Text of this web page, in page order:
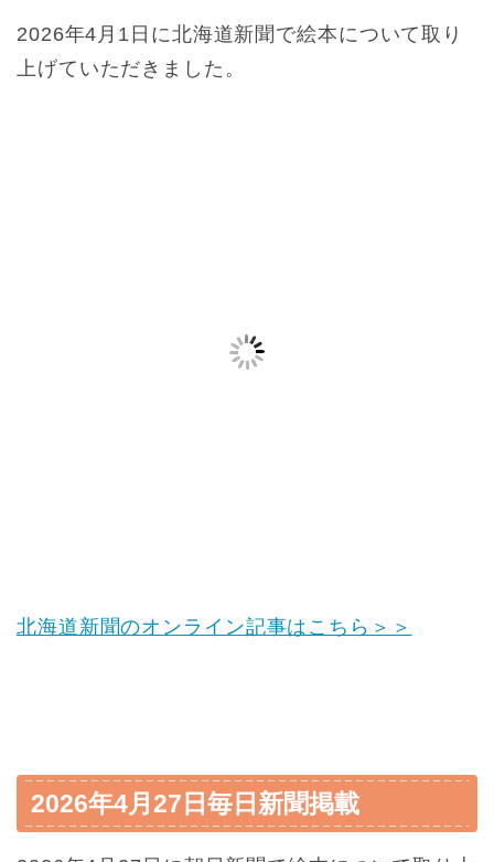
2026年4月1日に北海道新聞で絵本について取り
上げていただきました。
北海道新聞のオンライン記事はこちら＞＞
2026年4月27日毎日新聞掲載